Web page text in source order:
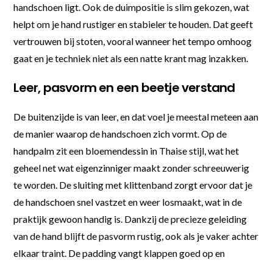
handschoen ligt. Ook de duimpositie is slim gekozen, wat
helpt om je hand rustiger en stabieler te houden. Dat geeft
vertrouwen bij stoten, vooral wanneer het tempo omhoog
gaat en je techniek niet als een natte krant mag inzakken.
Leer, pasvorm en een beetje verstand
De buitenzijde is van leer, en dat voel je meestal meteen aan
de manier waarop de handschoen zich vormt. Op de
handpalm zit een bloemendessin in Thaise stijl, wat het
geheel net wat eigenzinniger maakt zonder schreeuwerig
te worden. De sluiting met klittenband zorgt ervoor dat je
de handschoen snel vastzet en weer losmaakt, wat in de
praktijk gewoon handig is. Dankzij de precieze geleiding
van de hand blijft de pasvorm rustig, ook als je vaker achter
elkaar traint. De padding vangt klappen goed op en